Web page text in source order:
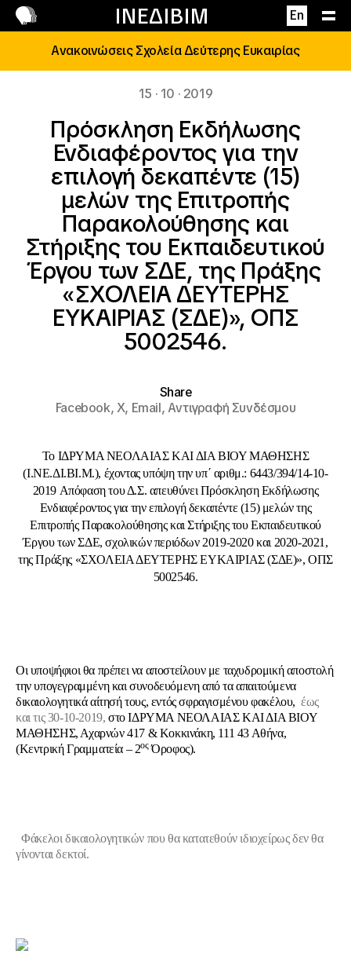
ΙΝΕΔΙΒΙΜ En
Επικοινωνία
Ανακοινώσεις Σχολεία Δεύτερης Ευκαιρίας
15 · 10 · 2019
Πρόσκληση Εκδήλωσης
Ενδιαφέροντος για την
επιλογή δεκαπέντε (15)
μελών της Επιτροπής
Παρακολούθησης και
Στήριξης του Εκπαιδευτικού
Έργου των ΣΔΕ, της Πράξης
«ΣΧΟΛΕΙΑ ΔΕΥΤΕΡΗΣ
ΕΥΚΑΙΡΙΑΣ (ΣΔΕ)», ΟΠΣ
5002546.
Share
Facebook,X, Email,Αντιγραφή Συνδέσμου
Το IΔΡΥΜΑ ΝΕΟΛΑΙΑΣ ΚΑΙ ΔΙΑ ΒΙΟΥ ΜΑΘΗΣΗΣ
(Ι.ΝΕ.ΔΙ.ΒΙ.Μ.), έχοντας υπόψη την υπ΄ αριθμ.: 6443/394/14-10-
2019 Aπόφαση του Δ.Σ. απευθύνει Πρόσκληση Εκδήλωσης
Ενδιαφέροντος για την επιλογή δεκαπέντε (15) μελών της
Επιτροπής Παρακολούθησης και Στήριξης του Εκπαιδευτικού
Έργου των ΣΔΕ, σχολικών περιόδων 2019-2020 και 2020-2021,
της Πράξης «ΣΧΟΛΕΙΑ ΔΕΥΤΕΡΗΣ ΕΥΚΑΙΡΙΑΣ (ΣΔΕ)», ΟΠΣ
5002546.
Οι υποψήφιοι θα πρέπει να αποστείλουν με ταχυδρομική αποστολή
τηνυπογεγραμμένηκαισυνοδευόμενη από τα απαιτούμενα
δικαιολογητικάαίτησή τους, εντός σφραγισμένου φακέλου,έως
και τις 30-10-2019, στο ΙΔΡΥΜΑ ΝΕΟΛΑΙΑΣ ΚΑΙ ΔΙΑ ΒΙΟΥ
ΜΑΘΗΣΗΣ, Αχαρνών 417 & Κοκκινάκη, 111 43 Αθήνα,
(Κεντρική Γραμματεία – 2οςΌροφος).
Φάκελοι δικαιολογητικών που θα κατατεθούν ιδιοχείρως δεν θα
γίνονται δεκτοί.